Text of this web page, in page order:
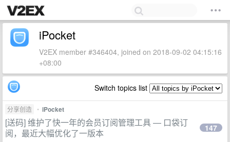
iPocket
V2EX member #346404, joined on 2018-09-02 04:15:16
+08:00
Switch topics list
分享创造 • iPocket
[送码] 维护了快一年的会员订阅管理工具 — 口袋订
阅，最近大幅优化了一版本
147